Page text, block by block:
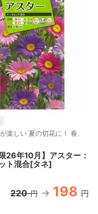
楽しい 夏の切花に！ 春、
26年10月】アスター：
ト混合[タネ]
220 円 198 円